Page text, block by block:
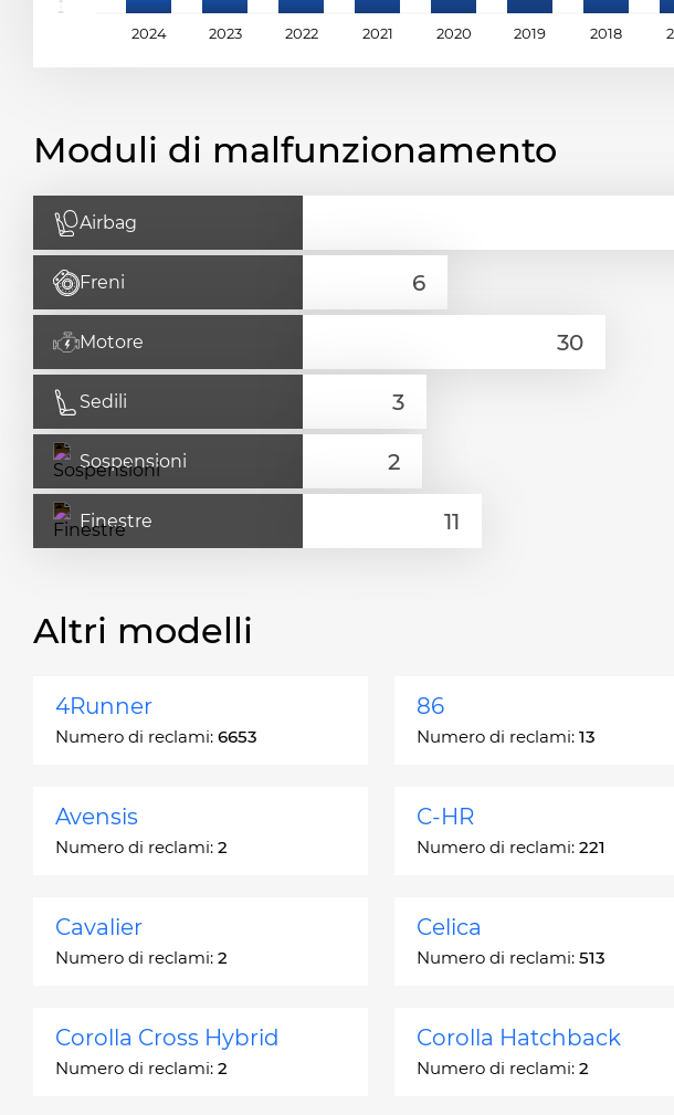
2024 2023 2022 2021 2020 2019 2018
Moduli di malfunzionamento
Airbag
Freni
Motore
Sedili
Sospensioni
Finestre
Altri modelli
4Runner
Numero di reclami: 6653
86
Numero di reclami: 13
Avensis
Numero di reclami: 2
C-HR
Numero di reclami: 221
Cavalier
Numero di reclami: 2
Celica
Numero di reclami: 513
Corolla Cross Hybrid
Numero di reclami: 2
Corolla Hatchback
Numero di reclami: 2